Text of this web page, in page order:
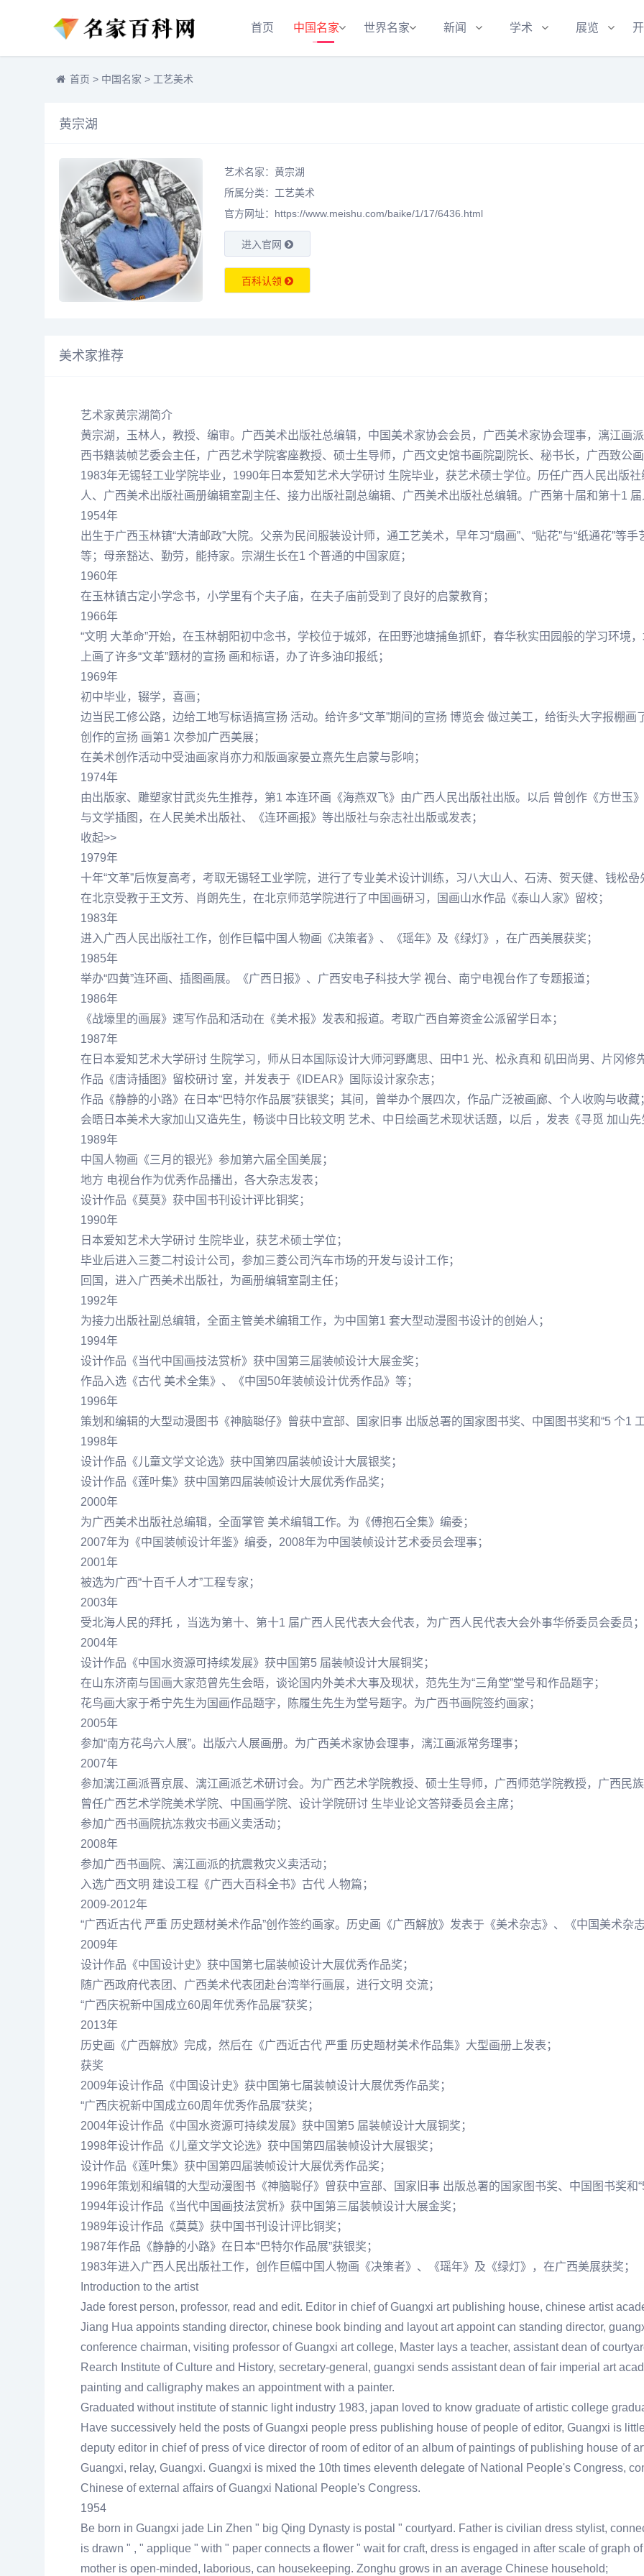
首页 中国名家 世界名家 新闻 学术 展览
首页 > 中国名家 > 工艺美术
黄宗湖
艺术名家：黄宗湖
所属分类： 工艺美术
官方网址：https://www.meishu.com/baike/1/17/6436.html
进入官网
百科认领
美术家推荐
艺术家黄宗湖简介
黄宗湖 ，玉林人，教授、编审。广西美术出版社总编辑，中国美术家协会会员，广西美术家协会理事，漓江画
西书籍装帧艺委会主任，广西艺术学院客座教授、硕士生导师，广西文史馆书画院副院长、秘书长，广西致公
1983年无锡轻工业学院毕业，1990年日本爱知艺术大学研讨 生院毕业，获艺术硕士学位。历任广西人民出版
人、广西美术出版社画册编辑室副主任、接力出版社副总编辑、广西美术出版社总编辑。广西第十届和第十1
1954年
出生于广西玉林镇“大清邮政”大院。父亲为民间服装设计师，通工艺美术，早年习“扇画”、“贴花”与“纸通花”等
等；母亲豁达、勤劳，能持家。宗湖生长在1 个普通的中国家庭；
1960年
在玉林镇古定小学念书，小学里有个夫子庙，在夫子庙前受到了良好的启蒙教育；
1966年
“文明 大革命”开始，在玉林朝阳初中念书，学校位于城郊，在田野池塘捕鱼抓虾，春华秋实田园般的学习环境
上画了许多“文革”题材的宣扬 画和标语，办了许多油印报纸；
1969年
初中毕业，辍学，喜画；
边当民工修公路，边给工地写标语搞宣扬 活动。给许多“文革”期间的宣扬 博览会 做过美工，给街头大字报棚画
创作的宣扬 画第1 次参加广西美展；
在美术创作活动中受油画家肖亦力和版画家晏立熹先生启蒙与影响；
1974年
由出版家、雕塑家甘武炎先生推荐，第1 本连环画《海燕双飞》由广西人民出版社出版。以后 曾创作《方世玉
与文学插图，在人民美术出版社、《连环画报》等出版社与杂志社出版或发表；
收起>>
1979年
十年“文革”后恢复高考，考取无锡轻工业学院，进行了专业美术设计训练，习八大山人、 石涛、 贺天健、 钱松喦
在北京受教于王文芳、肖朗先生，在北京师范学院进行了中国画研习，国画山水作品《泰山人家》留校；
1983年
进入广西人民出版社工作，创作巨幅中国人物画《决策者》、《瑶年》及《绿灯》，在广西美展获奖；
1985年
举办“四黄”连环画、插图画展。《广西日报》、广西安电子科技大学 视台、南宁电视台作了专题报道；
1986年
《战壕里的画展》速写作品和活动在《美术报》发表和报道。考取广西自筹资金公派留学日本；
1987年
在日本爱知艺术大学研讨 生院学习，师从日本国际设计大师河野鹰思、田中1 光、松永真和 矶田尚男、片冈修
作品《唐诗插图》留校研讨 室，并发表于《IDEAR》国际设计家杂志；
作品《静静的小路》在日本“巴特尔作品展”获银奖；其间，曾举办个展四次，作品广泛被画廊、个人收购与收藏
会晤日本美术大家加山又造先生，畅谈中日比较文明 艺术、中日绘画艺术现状话题，以后 ，发表《寻觅 加山先
1989年
中国人物画《三月的银光》参加第六届全国美展；
地方 电视台作为优秀作品播出，各大杂志发表；
设计作品《莫莫》获中国书刊设计评比铜奖；
1990年
日本爱知艺术大学研讨 生院毕业，获艺术硕士学位；
毕业后进入三菱二村设计公司，参加三菱公司汽车市场的开发与设计工作；
回国，进入广西美术出版社，为画册编辑室副主任；
1992年
为接力出版社副总编辑，全面主管美术编辑工作，为中国第1 套大型动漫图书设计的创始人；
1994年
设计作品《当代中国画技法赏析》获中国第三届装帧设计大展金奖；
作品入选《古代 美术全集》、《中国50年装帧设计优秀作品》等；
1996年
策划和编辑的大型动漫图书《神脑聪仔》曾获中宣部、国家旧事 出版总署的国家图书奖、中国图书奖和“5 个1 工
1998年
设计作品《儿童文学文论选》获中国第四届装帧设计大展银奖；
设计作品《莲叶集》获中国第四届装帧设计大展优秀作品奖；
2000年
为广西美术出版社总编辑，全面掌管 美术编辑工作。为《傅抱石全集》编委；
2007年为《中国装帧设计年鉴》编委，2008年为中国装帧设计艺术委员会理事；
2001年
被选为广西“十百千人才”工程专家；
2003年
受北海人民的拜托 ，当选为第十、第十1 届广西人民代表大会代表，为广西人民代表大会外事华侨委员会委员；
2004年
设计作品《中国水资源可持续发展》获中国第5 届装帧设计大展铜奖；
在山东济南与国画大家范曾先生会晤，谈论国内外美术大事及现状，范先生为“三角堂”堂号和作品题字；
花鸟画大家于希宁先生为国画作品题字， 陈履生先生为堂号题字。为广西书画院签约画家；
2005年
参加“南方花鸟六人展”。出版六人展画册。为广西美术家协会理事，漓江画派常务理事；
2007年
参加漓江画派晋京展、漓江画派艺术研讨会。为广西艺术学院教授、硕士生导师，广西师范学院教授，广西民族
曾任广西艺术学院美术学院、中国画学院、设计学院研讨 生毕业论文答辩委员会主席；
参加广西书画院抗冻救灾书画义卖活动；
2008年
参加广西书画院、漓江画派的抗震救灾义卖活动；
入选广西文明 建设工程《广西大百科全书》古代 人物篇；
2009-2012年
“广西近古代 严重 历史题材美术作品”创作签约画家。历史画《广西解放》发表于《美术杂志》、《中国美术杂志
2009年
设计作品《中国设计史》获中国第七届装帧设计大展优秀作品奖；
随广西政府代表团、广西美术代表团赴台湾举行画展，进行文明 交流；
“广西庆祝新中国成立60周年优秀作品展”获奖；
2013年
历史画《广西解放》完成，然后在《广西近古代 严重 历史题材美术作品集》大型画册上发表；
获奖
2009年设计作品《中国设计史》获中国第七届装帧设计大展优秀作品奖；
“广西庆祝新中国成立60周年优秀作品展”获奖；
2004年设计作品《中国水资源可持续发展》获中国第5 届装帧设计大展铜奖；
1998年设计作品《儿童文学文论选》获中国第四届装帧设计大展银奖；
设计作品《莲叶集》获中国第四届装帧设计大展优秀作品奖；
1996年策划和编辑的大型动漫图书《神脑聪仔》曾获中宣部、国家旧事 出版总署的国家图书奖、中国图书奖和
1994年设计作品《当代中国画技法赏析》获中国第三届装帧设计大展金奖；
1989年设计作品《莫莫》获中国书刊设计评比铜奖；
1987年作品《静静的小路》在日本“巴特尔作品展”获银奖；
1983年进入广西人民出版社工作，创作巨幅中国人物画《决策者》、《瑶年》及《绿灯》，在广西美展获奖；
Introduction to the artist
Jade forest person, professor, read and edit. Editor in chief of Guangxi art publishing house, chinese artist
Jiang Hua appoints standing director, chinese book binding and layout art appoint can standing director,
conference chairman, visiting professor of Guangxi art college, Master lays a teacher, assistant dean of
Rearch Institute of Culture and History, secretary-general, guangxi sends assistant dean of fair imperial art
painting and calligraphy makes an appointment with a painter.
Graduated without institute of stannic light industry 1983, japan loved to know graduate of artistic college
Have successively held the posts of Guangxi people press publishing house of people of editor, Guangxi is
deputy editor in chief of press of vice director of room of editor of an album of paintings of publishing house of
Guangxi, relay, Guangxi. Guangxi is mixed the 10th times eleventh delegate of National People's Congress,
Chinese of external affairs of Guangxi National People's Congress.
1954
Be born in Guangxi jade Lin Zhen " big Qing Dynasty is postal " courtyard. Father is civilian dress stylist,
is drawn " , " applique " with " paper connects a flower " wait for craft, dress is engaged in after scale of graph
mother is open-minded, laborious, can housekeeping. Zonghu grows in an average Chinese household;